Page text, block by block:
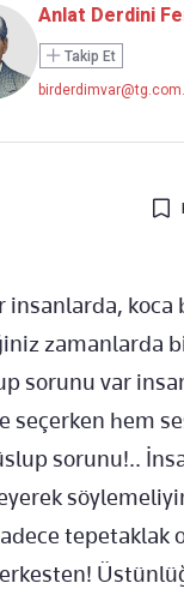
Anlat Derdini
Takip Et
insanlarda,
zamanlarda
sorunu var
seçerken hem
sorunu!..